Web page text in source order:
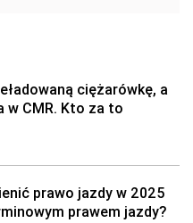
ciężarówkę, a
w CMR. Kto za to
prawo jazdy w 2025
prawem jazdy?